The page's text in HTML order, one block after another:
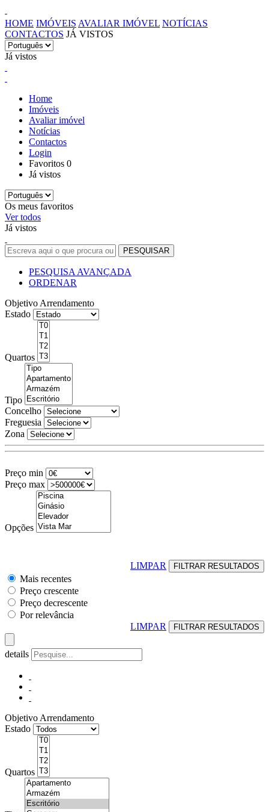
HOME IMÓVEIS AVALIAR IMÓVEL NOTÍCIAS
CONTACTOS JÁ VISTOS
Já vistos
Home
Imóveis
Avaliar imóvel
Notícias
Contactos
Login
Favoritos 0
Já vistos
Os meus favoritos
Ver todos
Já vistos
PESQUISA AVANÇADA
ORDENAR
Objetivo Arrendamento
Estado
Quartos
Tipo
Concelho
Freguesia
Zona
Preço min
Preço max
Opções
LIMPAR
Mais recentes
Preço crescente
Preço decrescente
Por relevância
LIMPAR
details
Objetivo Arrendamento
Estado
Quartos